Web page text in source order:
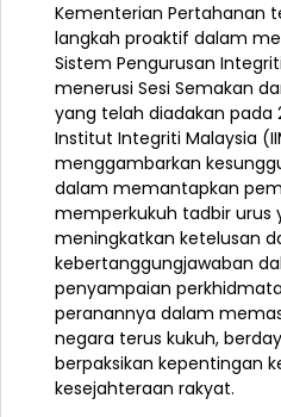
Kementerian Pertahanan
langkah proaktif dalam
Sistem Pengurusan
menerusi Sesi Semakan
yang telah diadakan pada
Institut Integriti Malaysia
menggambarkan
dalam memantapkan
memperkukuh tadbir urus
meningkatkan ketelusan
kebertanggungjawaban
penyampaian
peranannya dalam
negara terus kukuh,
berpaksikan kepentingan
kesejahteraan rakyat.